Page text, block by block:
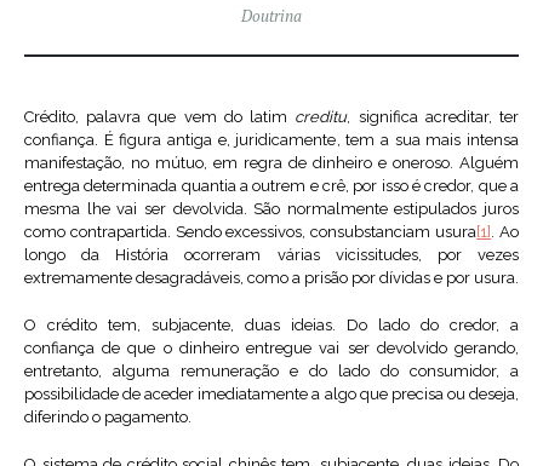
Doutrina
Crédito, palavra que vem do latim creditu, significa acreditar, ter
confiança. É figura antiga e, juridicamente, tem a sua mais intensa
manifestação, no mútuo, em regra de dinheiro e oneroso. Alguém
entrega determinada quantia a outrem e crê, por isso é credor, que a
mesma lhe vai ser devolvida. São normalmente estipulados juros
como contrapartida. Sendo excessivos, consubstanciam usura[1] . Ao
longo da História ocorreram várias vicissitudes, por vezes
extremamente desagradáveis, como a prisão por dívidas e por usura.
O crédito tem, subjacente, duas ideias. Do lado do credor, a
confiança de que o dinheiro entregue vai ser devolvido gerando,
entretanto, alguma remuneração e do lado do consumidor, a
possibilidade de aceder imediatamente a algo que precisa ou deseja,
diferindo o pagamento.